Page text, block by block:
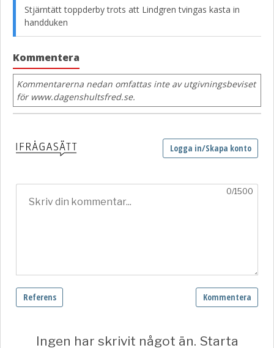
Stjärntätt toppderby trots att Lindgren tvingas kasta in
handduken
Kommentera
Kommentarerna nedan omfattas inte av utgivningsbeviset
för www.dagenshultsfred.se.